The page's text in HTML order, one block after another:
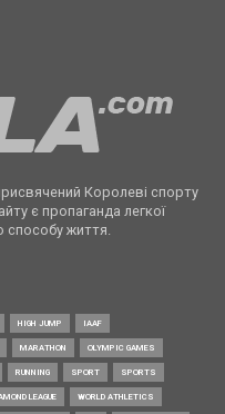
Королеві спорту
є пропаганда легкої
способу життя.
HIGH JUMP IAAF
MARATHON OLYMPIC GAMES
RUNNING SPORT SPORTS
LEAGUE WORLD ATHLETICS